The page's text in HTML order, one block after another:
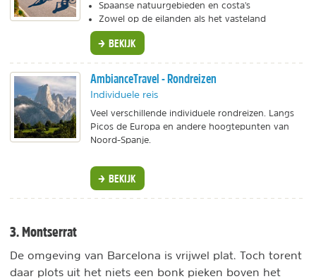
Spaanse natuurgebieden en costa's
Zowel op de eilanden als het vasteland
BEKIJK
AmbianceTravel - Rondreizen
Individuele reis
Veel verschillende individuele rondreizen. Langs
Picos de Europa en andere hoogtepunten van
Noord-Spanje.
BEKIJK
3. Montserrat
De omgeving van Barcelona is vrijwel plat. Toch torent
daar plots uit het niets een bonk pieken boven het